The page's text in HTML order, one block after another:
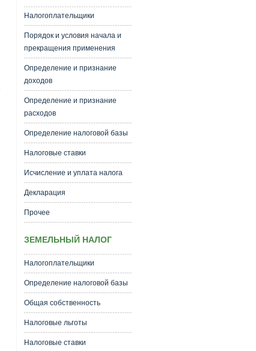
Налогоплательщики
Порядок и условия начала и
прекращения применения
Определение и признание
доходов
Определение и признание
расходов
Определение налоговой базы
Налоговые ставки
Исчисление и уплата налога
Декларация
Прочее
ЗЕМЕЛЬНЫЙ НАЛОГ
Налогоплательщики
Определение налоговой базы
Общая собственность
Налоговые льготы
Налоговые ставки